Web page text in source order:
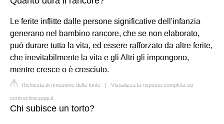
Le ferite inflitte dalle persone significative dell'infanzia
generano nel bambino rancore, che se non elaborato,
può durare tutta la vita, ed essere rafforzato da altre ferite,
che inevitabilmente la vita e gli Altri gli impongono,
mentre cresce o è cresciuto.
Richiesta di rimozione della fonte | Visualizza la risposta completa su
centroclinicospp.it
Chi subisce un torto?